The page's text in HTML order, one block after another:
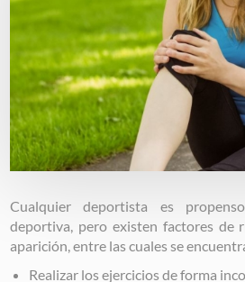
Cualquier deportista es
deportiva, pero existen factores de
aparición, entre las cuales se
Realizar los ejercicios de forma